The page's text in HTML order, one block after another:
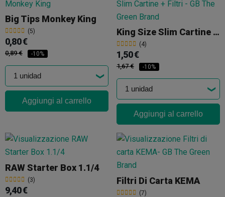
Big Tips Monkey King
(5)
0,80 €
0,89 € -10%
Aggiungi al carrello
King Size Slim Cartine + Filtri GB
(4)
1,50 €
1,67 € -10%
Aggiungi al carrello
RAW Starter Box 1.1/4
(3)
9,40 €
Filtri Di Carta KEMA
(7)